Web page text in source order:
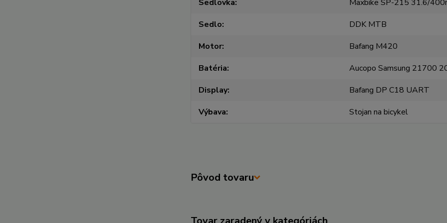
Sedlovka
Maxbike SP-215 31.6/
Sedlo
DDK MTB
Motor
Bafang M420
Batéria
Aucopo Samsung 21700
Display
Bafang DP C18 UART
Výbava
Stojan na bicykel
Pôvod tovaru